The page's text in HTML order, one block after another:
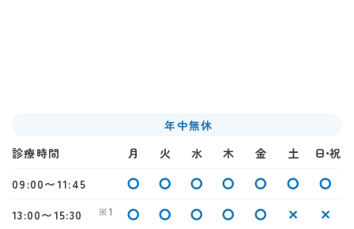
年中無休
診療時間
月 火 水 木 金 土
日・祝
09:00〜11:45
〇 〇 〇 〇 〇 〇 〇
13:00〜15:30 ※1 〇 〇 〇 〇 〇 ✕ ✕